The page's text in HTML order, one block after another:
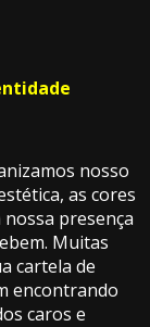
nosso
as cores
presença
Muitas
cartela de
encontrando
caros e